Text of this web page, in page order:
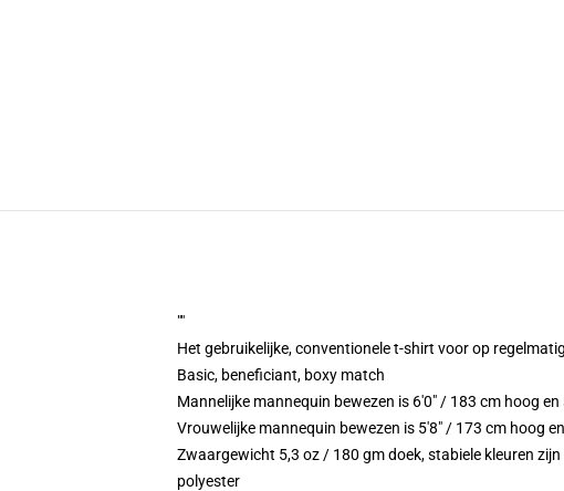
""
Het gebruikelijke, conventionele t-shirt voor op
Basic, beneficiant, boxy match
Mannelijke mannequin bewezen is 6'0" / 183 cm hoog
Vrouwelijke mannequin bewezen is 5'8" / 173 cm hoog
Zwaargewicht 5,3 oz / 180 gm doek, stabiele kleuren
polyester